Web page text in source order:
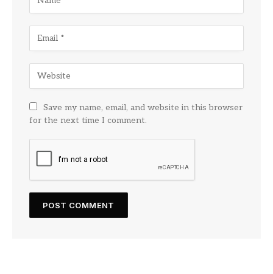
Save my name, email, and website in this browser
for the next time I comment.